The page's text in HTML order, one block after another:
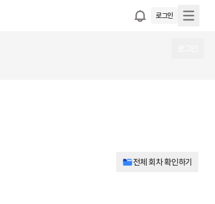
로그인
전체 회차 확인하기